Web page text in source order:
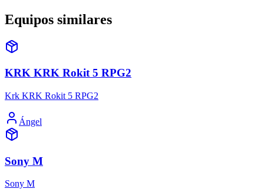
Equipos similares
KRK KRK Rokit 5 RPG2
Krk KRK Rokit 5 RPG2
Ángel
Sony M
Sony M